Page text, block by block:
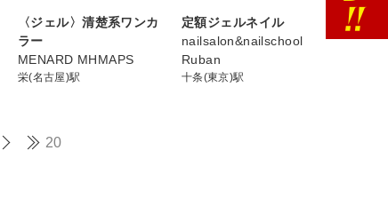
〈ジェル〉清楚系ワンカ
ラー
MENARD MHMAPS
栄(名古屋)駅
定額ジェルネイル
nailsalon&nailschool
Ruban
十条(東京)駅
20